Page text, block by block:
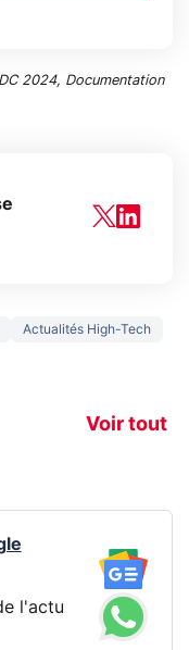
2024, Documentation
Actualités High-Tech
Voir tout
prochaine
l'actu